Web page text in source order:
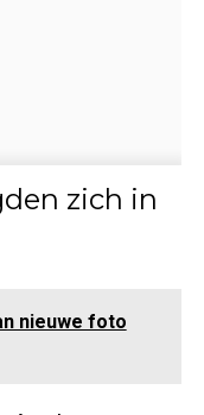
zich in
nieuwe foto